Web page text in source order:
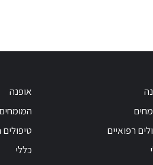
רפואיים
אופנה
המומחים
טיפולים
כללי